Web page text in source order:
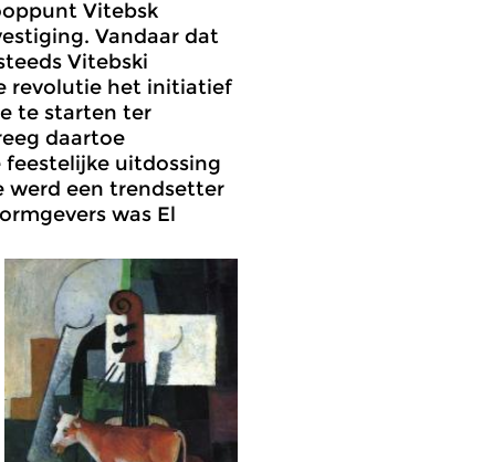
Vitebsk
Vandaar dat
Vitebski
revolutie het initiatief
te starten ter
daartoe
feestelijke uitdossing
werd een trendsetter
was El